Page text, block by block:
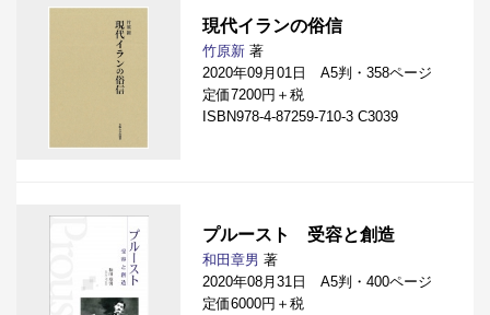
現代イランの俗信
竹原新 著
2020年09月01日 A5判・358ページ
定価7200円＋税
ISBN978-4-87259-710-3 C3039
プルースト 受容と創造
和田章男 著
2020年08月31日 A5判・400ページ
定価6000円＋税